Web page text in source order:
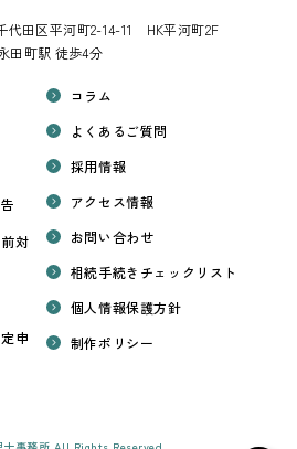
代田区平河町2-14-11 HK平河町2F
田町駅 徒歩4分
対
申
コラム
よくあるご質問
採用情報
アクセス情報
お問い合わせ
相続手続きチェックリスト
個人情報保護方針
制作ポリシー